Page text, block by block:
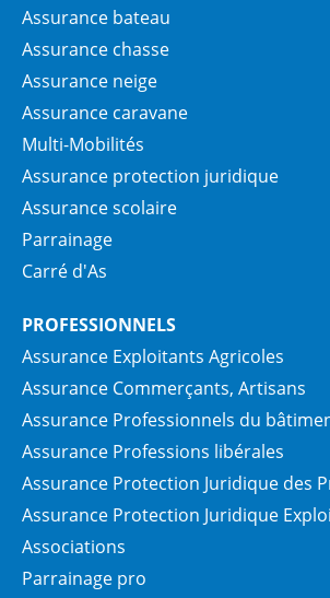
Assurance bateau
Assurance chasse
Assurance neige
Assurance caravane
Multi-Mobilités
Assurance protection juridique
Assurance scolaire
Parrainage
Carré d'As
PROFESSIONNELS
Assurance Exploitants Agricoles
Assurance Commerçants, Artisans
Assurance Professionnels du
Assurance Professions libérales
Assurance Protection Juridique des
Assurance Protection Juridique
Associations
Parrainage pro